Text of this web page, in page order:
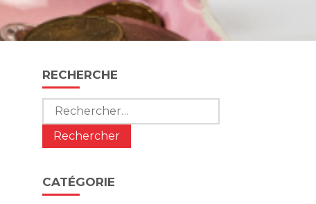
Blog
sidebar
RECHERCHE
Rechercher :
CATÉGORIE